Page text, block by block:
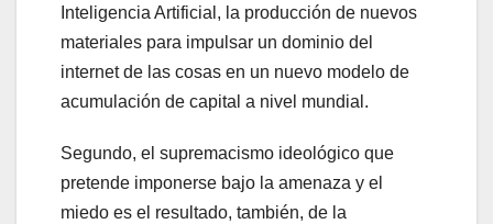
Inteligencia Artificial, la producción de nuevos
materiales para impulsar un dominio del
internet de las cosas en un nuevo modelo de
acumulación de capital a nivel mundial.
Segundo, el supremacismo ideológico que
pretende imponerse bajo la amenaza y el
miedo es el resultado, también, de la